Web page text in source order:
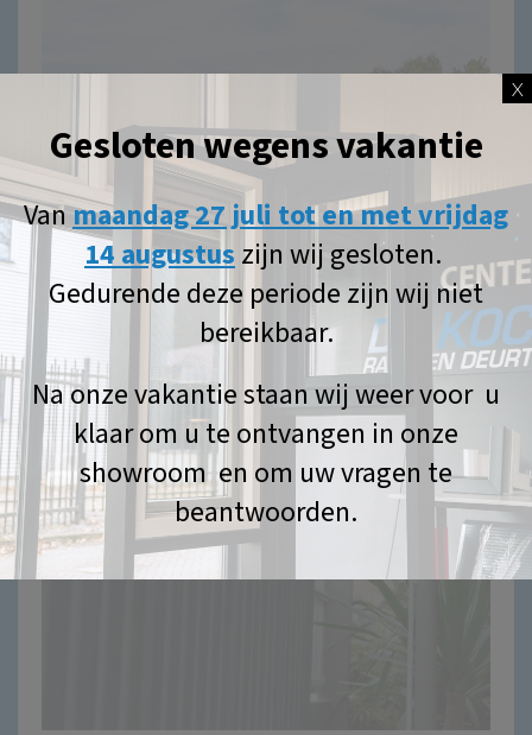
Rolpoorten en hekken
X
Gesloten wegens vakantie
Vanmaandag 27 juli tot en met vrijdag
14 augustus zijn wij gesloten.
Gedurende deze periode zijn wij niet
bereikbaar.
Na onze vakantie staan wij weer voor u
klaar om u te ontvangen in onze
showroom en om uw vragen te
beantwoorden.